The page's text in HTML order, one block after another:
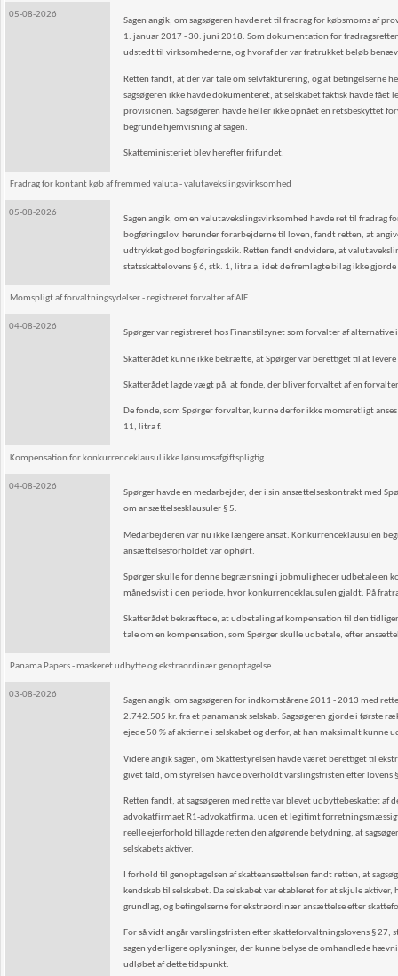
05-08-2026
Sagen angik, om sagsøgeren havde ret til fradrag for købsmoms af
1. januar 2017 - 30. juni 2018. Som dokumentation for
udstedt til virksomhederne, og hvoraf der var fratrukket beløb
Retten fandt, at der var tale om selvfakturering, og at betingelserne
sagsøgeren ikke havde dokumenteret, at selskabet faktisk havde
provisionen. Sagsøgeren havde heller ikke opnået en retsbeskyttet
begrunde hjemvisning af sagen.
Skatteministeriet blev herefter frifundet.
Fradrag for kontant køb af fremmed valuta - valutavekslingsvirksomhed
05-08-2026
Sagen angik, om en valutavekslingsvirksomhed havde ret til
bogføringslov, herunder forarbejderne til loven, fandt retten, at
udtrykket god bogføringsskik. Retten fandt endvidere, at
statsskattelovens § 6, stk. 1, litra a, idet de fremlagte bilag ikke
Momspligt af forvaltningsydelser - registreret forvalter af AIF
04-08-2026
Spørger var registreret hos Finanstilsynet som forvalter af
Skatterådet kunne ikke bekræfte, at Spørger var berettiget til at
Skatterådet lagde vægt på, at fonde, der bliver forvaltet af en
De fonde, som Spørger forvalter, kunne derfor ikke momsretligt
11, litra f.
Kompensation for konkurrenceklausul ikke lønsumsafgiftspligtig
04-08-2026
Spørger havde en medarbejder, der i sin ansættelseskontrakt med
om ansættelsesklausuler § 5.
Medarbejderen var nu ikke længere ansat. Konkurrenceklausulen
ansættelsesforholdet var ophørt.
Spørger skulle for denne begrænsning i jobmuligheder udbetale en
månedsvist i den periode, hvor konkurrenceklausulen gjaldt. På
Skatterådet bekræftede, at udbetaling af kompensation til den
tale om en kompensation, som Spørger skulle udbetale, efter
Panama Papers - maskeret udbytte og ekstraordinær genoptagelse
03-08-2026
Sagen angik, om sagsøgeren for indkomstårene 2011 - 2013 med
2.742.505 kr. fra et panamansk selskab. Sagsøgeren gjorde i første
ejede 50 % af aktierne i selskabet og derfor, at han maksimalt kunne
Videre angik sagen, om Skattestyrelsen havde været berettiget til
givet fald, om styrelsen havde overholdt varslingsfristen efter lovens
Retten fandt, at sagsøgeren med rette var blevet udbyttebeskattet
advokatfirmaet R1-advokatfirma. uden et legitimt
reelle ejerforhold tillagde retten den afgørende betydning, at
selskabets aktiver.
I forhold til genoptagelsen af skatteansættelsen fandt retten, at
kendskab til selskabet. Da selskabet var etableret for at skjule
grundlag, og betingelserne for ekstraordinær ansættelse efter
For så vidt angår varslingsfristen efter skatteforvaltningslovens §
sagen yderligere oplysninger, der kunne belyse de omhandlede
udløbet af dette tidspunkt.